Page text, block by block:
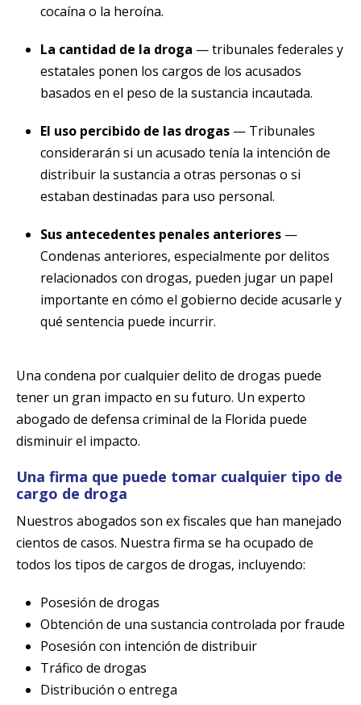
cocaína o la heroína.
La cantidad de la droga — tribunales federales y
estatales ponen los cargos de los acusados
basados en el peso de la sustancia incautada.
El uso percibido de las drogas — Tribunales
considerarán si un acusado tenía la intención de
distribuir la sustancia a otras personas o si
estaban destinadas para uso personal.
Sus antecedentes penales anteriores —
Condenas anteriores, especialmente por delitos
relacionados con drogas, pueden jugar un papel
importante en cómo el gobierno decide acusarle y
qué sentencia puede incurrir.
Una condena por cualquier delito de drogas puede
tener un gran impacto en su futuro. Un experto
abogado de defensa criminal de la Florida puede
disminuir el impacto.
Una firma que puede tomar cualquier tipo de
cargo de droga
Nuestros abogados son ex fiscales que han manejado
cientos de casos. Nuestra firma se ha ocupado de
todos los tipos de cargos de drogas, incluyendo:
Posesión de drogas
Obtención de una sustancia controlada por fraude
Posesión con intención de distribuir
Tráfico de drogas
Distribución o entrega